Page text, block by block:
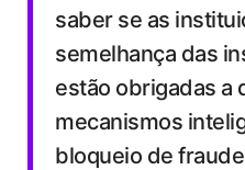
saber se as
semelhança das
estão obrigadas a
mecanismos
bloqueio de